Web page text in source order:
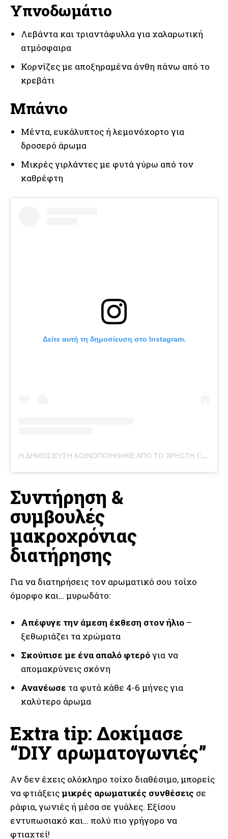
Υπνοδωμάτιο
Λεβάντα και τριαντάφυλλα για χαλαρωτική
ατμόσφαιρα
Κορνίζες με αποξηραμένα άνθη πάνω από το
κρεβάτι
Μπάνιο
Μέντα, ευκάλυπτος ή λεμονόχορτο για
δροσερό άρωμα
Μικρές γιρλάντες με φυτά γύρω από τον
καθρέφτη
Δείτε αυτή τη δημοσίευση στο Instagram.
Η ΔΗΜΟΣΊΕΥΣΗ ΚΟΙΝΟΠΟΙΉΘΗΚΕ ΑΠΌ ΤΟ ΧΡΉΣΤΗ CRAFTSY BECE (@CRAFTSY.BECE)
Συντήρηση &
συμβουλές
μακροχρόνιας
διατήρησης
Για να διατηρήσεις τον αρωματικό σου τοίχο
όμορφο και… μυρωδάτο:
Απέφυγε την άμεση έκθεση στον ήλιο –
ξεθωριάζει τα χρώματα
Σκούπισε με ένα απαλό φτερόγια να
απομακρύνεις σκόνη
Ανανέωσε τα φυτά κάθε 4-6 μήνες για
καλύτερο άρωμα
Extra tip: Δοκίμασε
“DIY αρωματογωνιές”
Αν δεν έχεις ολόκληρο τοίχο διαθέσιμο, μπορείς
να φτιάξειςμικρές αρωματικές συνθέσεις σε
ράφια, γωνιές ή μέσα σε γυάλες. Εξίσου
εντυπωσιακό και… πολύ πιο γρήγορο να
φτιαχτεί!